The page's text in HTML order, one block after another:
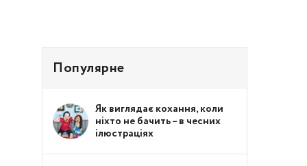
Популярне
Як виглядає кохання, коли
ніхто не бачить – в чесних
ілюстраціях